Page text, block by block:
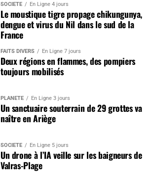
SOCIÉTÉ En Ligne 4 jours
Le moustique tigre propage chikungunya,
dengue et virus du Nil dans le sud de la
France
FAITS DIVERS En Ligne 7 jours
Deux régions en flammes, des pompiers
toujours mobilisés
PLANÈTE En Ligne 3 jours
Un sanctuaire souterrain de 29 grottes va
naître en Ariège
SOCIÉTÉ En Ligne 5 jours
Un drone à l’IA veille sur les baigneurs de
Valras-Plage